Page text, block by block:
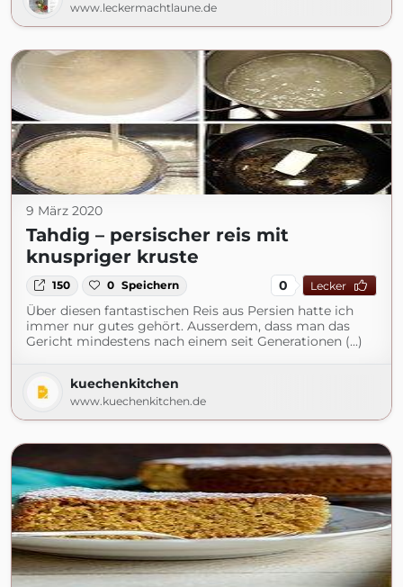
www.leckermachtlaune.de
9 März 2020
Tahdig – persischer reis mit
knuspriger kruste
150 0 Speichern 0 Lecker
Über diesen fantastischen Reis aus Persien hatte ich
immer nur gutes gehört. Ausserdem, dass man das
Gericht mindestens nach einem seit Generationen (...)
kuechenkitchen
www.kuechenkitchen.de